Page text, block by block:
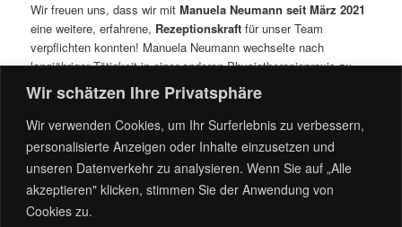
Wir schätzen Ihre Privatsphäre
Wir verwenden Cookies, um Ihr Surferlebnis zu verbessern,
personalisierte Anzeigen oder Inhalte einzusetzen und
unseren Datenverkehr zu analysieren. Wenn Sie auf „Alle
akzeptieren" klicken, stimmen Sie der Anwendung von
Cookies zu.
Wir freuen uns, dass wir mitManuela Neumann seit März 2021
eine weitere, erfahrene, Rezeptionskraft für unser Team
verpflichten konnten! Manuela Neumann wechselte nach
langjähriger Tätigkeit in einer anderen Physiotherapiepraxis zu
uns, und unterstützt uns mit ihrer Routine, Kompetenz, sowie
ihrer freundlichen Art dabei, die Betreuung unser PatientInnen
noch umfangreicher gewährleisten zu können.
Seit Mai 2021 ist dann auch noch Petra Schulzin unser
Rezeptionsteam eingestiegen, um sich um die
PatientInnenbetreuung und -versorgung zu kümmern. Sie macht
dies mit viel Freude und ihrer sympathischen, gewinnenden Art!